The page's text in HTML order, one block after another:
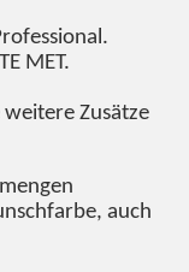
MET.
Zusätze
auch